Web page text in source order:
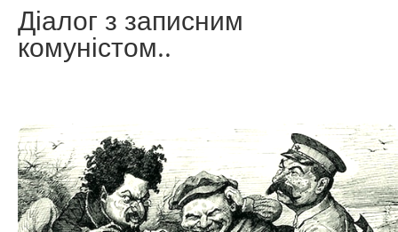
Діалог з записним
комуністом..